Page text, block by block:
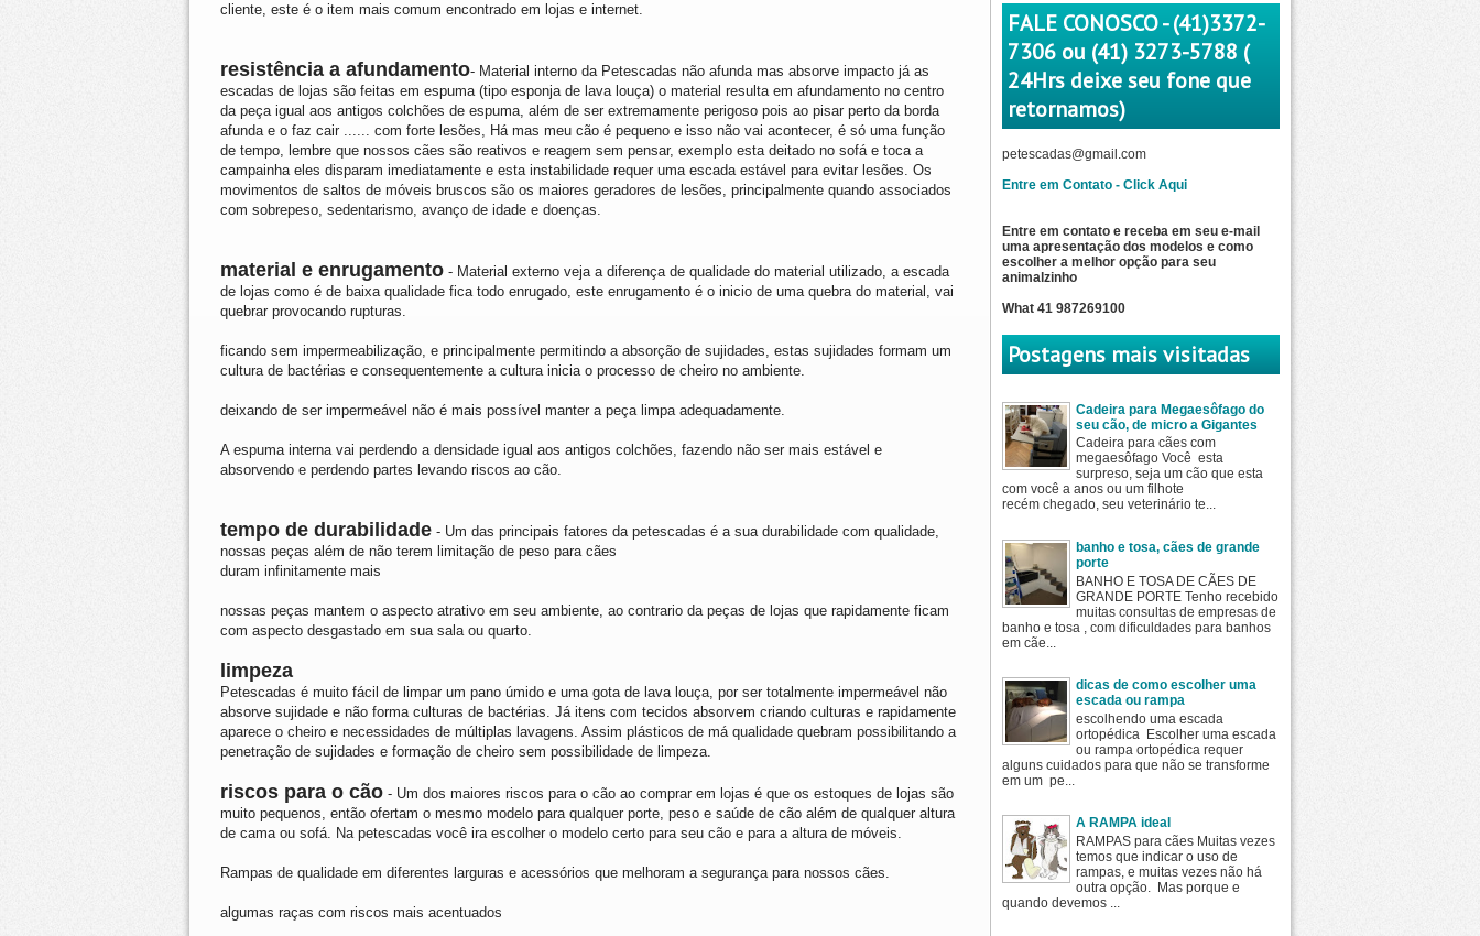
cliente, este é o item mais comum encontrado em lojas e internet.
resistência a afundamento- Material interno da Petescadas não afunda mas absorve impacto já as
escadas de lojas são feitas em espuma (tipo esponja de lava louça) o material resulta em afundamento no centro
da peça igual aos antigos colchões de espuma, além de ser extremamente perigoso pois ao pisar perto da borda
afunda e o faz cair ...... com forte lesões, Há mas meu cão é pequeno e isso não vai acontecer, é só uma função
de tempo, lembre que nossos cães são reativos e reagem sem pensar, exemplo esta deitado no sofá e toca a
campainha eles disparam imediatamente e esta instabilidade requer uma escada estável para evitar lesões. Os
movimentos de saltos de móveis bruscos são os maiores geradores de lesões, principalmente quando associados
com sobrepeso, sedentarismo, avanço de idade e doenças.
material e enrugamento - Material externo veja a diferença de qualidade do material utilizado, a escada
de lojas como é de baixa qualidade fica todo enrugado, este enrugamento é o inicio de uma quebra do material, vai
quebrar provocando rupturas.
ficando sem impermeabilização, e principalmente permitindo a absorção de sujidades, estas sujidades formam um
cultura de bactérias e consequentemente a cultura inicia o processo de cheiro no ambiente.
deixando de ser impermeável não é mais possível manter a peça limpa adequadamente.
A espuma interna vai perdendo a densidade igual aos antigos colchões, fazendo não ser mais estável e
absorvendo e perdendo partes levando riscos ao cão.
tempo de durabilidade - Um das principais fatores da petescadas é a sua durabilidade com qualidade,
nossas peças além de não terem limitação de peso para cães
duram infinitamente mais
nossas peças mantem o aspecto atrativo em seu ambiente, ao contrario da peças de lojas que rapidamente ficam
com aspecto desgastado em sua sala ou quarto.
limpeza
Petescadas é muito fácil de limpar um pano úmido e uma gota de lava louça, por ser totalmente impermeável não
absorve sujidade e não forma culturas de bactérias. Já itens com tecidos absorvem criando culturas e rapidamente
aparece o cheiro e necessidades de múltiplas lavagens. Assim plásticos de má qualidade quebram possibilitando a
penetração de sujidades e formação de cheiro sem possibilidade de limpeza.
riscos para o cão - Um dos maiores riscos para o cão ao comprar em lojas é que os estoques de lojas são
muito pequenos, então ofertam o mesmo modelo para qualquer porte, peso e saúde de cão além de qualquer altura
de cama ou sofá. Na petescadas você ira escolher o modelo certo para seu cão e para a altura de móveis.
Rampas de qualidade em diferentes larguras e acessórios que melhoram a segurança para nossos cães.
algumas raças com riscos mais acentuados
FALE CONOSCO - (41)3372-
7306 ou (41) 3273-5788 (
24Hrs deixe seu fone que
retornamos)
petescadas@gmail.com
Entre em Contato - Click Aqui
Entre em contato e receba em seu e-mail
uma apresentação dos modelos e como
escolher a melhor opção para seu
animalzinho
What 41 987269100
Postagens mais visitadas
Cadeira para Megaesôfago do
seu cão, de micro a Gigantes
Cadeira para cães com
megaesôfago Você esta
surpreso, seja um cão que esta
com você a anos ou um filhote
recém chegado, seu veterinário te...
banho e tosa, cães de grande
porte
BANHO E TOSA DE CÃES DE
GRANDE PORTE Tenho recebido
muitas consultas de empresas de
banho e tosa , com dificuldades para banhos
em cãe...
dicas de como escolher uma
escada ou rampa
escolhendo uma escada
ortopédica Escolher uma escada
ou rampa ortopédica requer
alguns cuidados para que não se transforme
em um pe...
A RAMPA ideal
RAMPAS para cães Muitas vezes
temos que indicar o uso de
rampas, e muitas vezes não há
outra opção. Mas porque e
quando devemos ...